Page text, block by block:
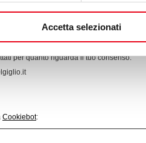
Accetta selezionati
da servizi di terzi che compaiono sulle
consenso dalla Dichiarazione dei cookie
i dati personali nella nostra Informativa
per quanto riguarda il tuo consenso.
Cookiebot: